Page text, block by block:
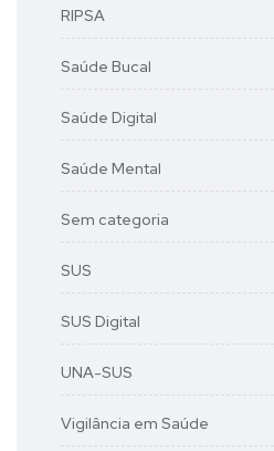
RIPSA
Saúde Bucal
Saúde Digital
Saúde Mental
Sem categoria
SUS
SUS Digital
UNA-SUS
Vigilância em Saúde